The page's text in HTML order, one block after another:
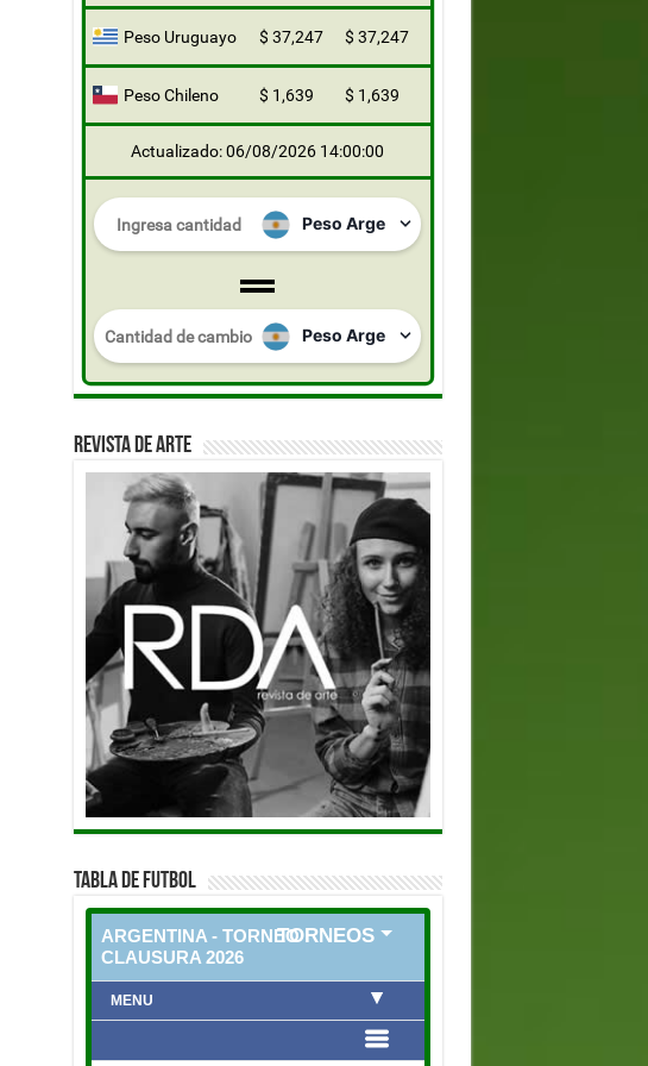
Peso Uruguayo $ 37,247 $ 37,247
Peso Chileno $ 1,639 $ 1,639
Actualizado: 06/08/2026 14:00:00
REVISTA DE ARTE
TABLA DE FUTBOL